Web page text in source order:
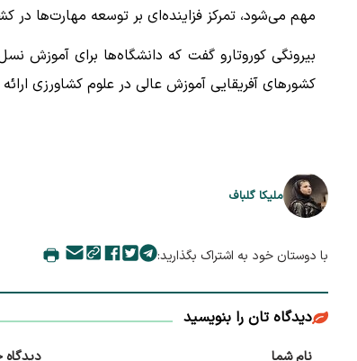
مهم می‌شود، تمرکز فزاینده‌ای بر توسعه مهارت‌ها در
کشورهای آفریقایی آموزش عالی در علوم کشاورزی
ملیکا گلباف
با دوستان خود به اشتراک بگذارید:
دیدگاه تان را بنویسید
نام شما دیدگاه